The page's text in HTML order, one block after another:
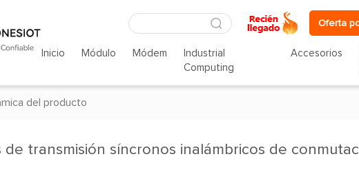
Oferta
Inicio Módulo Módem
Industrial
Computing
Accesorios
del producto
de transmisión síncronos inalámbricos de